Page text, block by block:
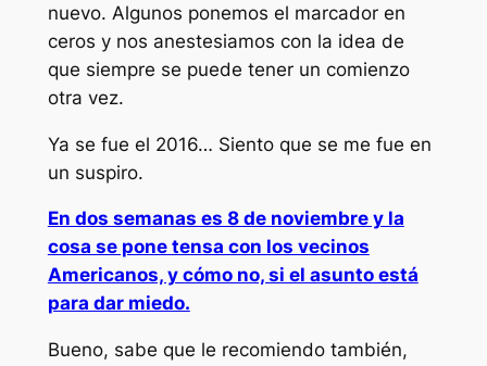
nuevo. Algunos ponemos el marcador en
ceros y nos anestesiamos con la idea de
que siempre se puede tener un comienzo
otra vez.
Ya se fue el 2016… Siento que se me fue en
un suspiro.
En dos semanas es 8 de noviembre y la
cosa se pone tensa con los vecinos
Americanos, y cómo no, si el asunto está
para dar miedo.
Bueno, sabe que le recomiendo también,